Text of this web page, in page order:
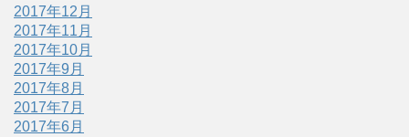
2017年12月
2017年11月
2017年10月
2017年9月
2017年8月
2017年7月
2017年6月